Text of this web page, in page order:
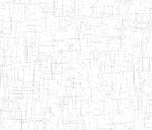
04/08/2010 ENIEG
04/08/2010 ENIEG